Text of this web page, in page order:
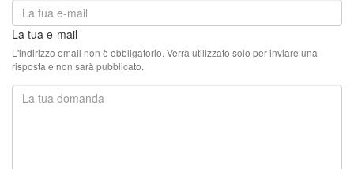
La tua e-mail
L'indirizzo email non è obbligatorio. Verrà utilizzato solo per inviare una
risposta e non sarà pubblicato.